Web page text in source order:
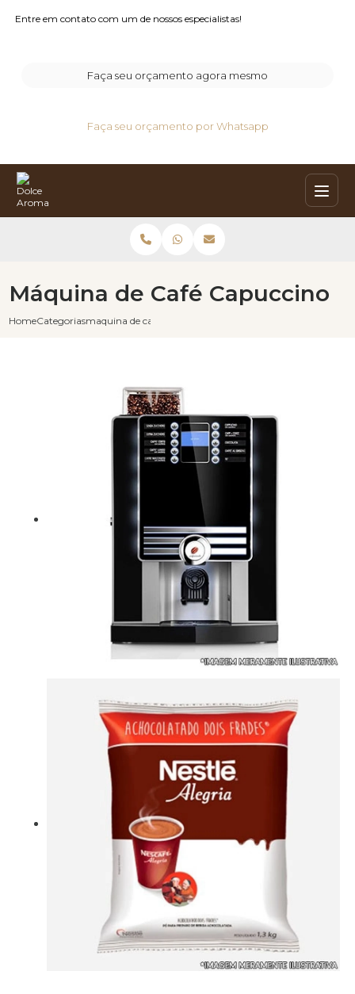
Entre em contato com um de nossos especialistas!
Faça seu orçamento agora mesmo
Faça seu orçamento por Whatsapp
HomeCategoriasmaquina de cafe capuccino
Máquina de Café Capuccino